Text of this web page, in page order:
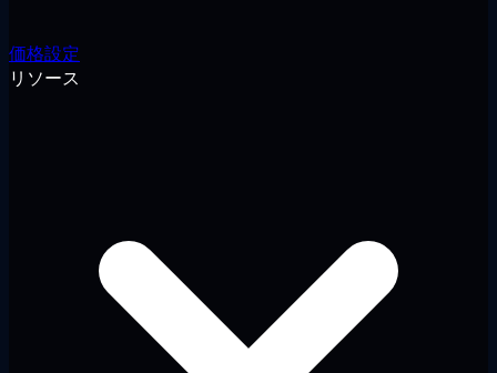
価格設定
リソース